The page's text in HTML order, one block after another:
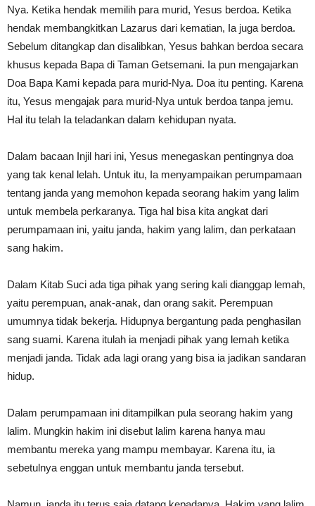
Nya. Ketika hendak memilih para murid, Yesus berdoa. Ketika
hendak membangkitkan Lazarus dari kematian, Ia juga berdoa.
Sebelum ditangkap dan disalibkan, Yesus bahkan berdoa secara
khusus kepada Bapa di Taman Getsemani. Ia pun mengajarkan
Doa Bapa Kami kepada para murid-Nya. Doa itu penting. Karena
itu, Yesus mengajak para murid-Nya untuk berdoa tanpa jemu.
Hal itu telah Ia teladankan dalam kehidupan nyata.
Dalam bacaan Injil hari ini, Yesus menegaskan pentingnya doa
yang tak kenal lelah. Untuk itu, Ia menyampaikan perumpamaan
tentang janda yang memohon kepada seorang hakim yang lalim
untuk membela perkaranya. Tiga hal bisa kita angkat dari
perumpamaan ini, yaitu janda, hakim yang lalim, dan perkataan
sang hakim.
Dalam Kitab Suci ada tiga pihak yang sering kali dianggap lemah,
yaitu perempuan, anak-anak, dan orang sakit. Perempuan
umumnya tidak bekerja. Hidupnya bergantung pada penghasilan
sang suami. Karena itulah ia menjadi pihak yang lemah ketika
menjadi janda. Tidak ada lagi orang yang bisa ia jadikan sandaran
hidup.
Dalam perumpamaan ini ditampilkan pula seorang hakim yang
lalim. Mungkin hakim ini disebut lalim karena hanya mau
membantu mereka yang mampu membayar. Karena itu, ia
sebetulnya enggan untuk membantu janda tersebut.